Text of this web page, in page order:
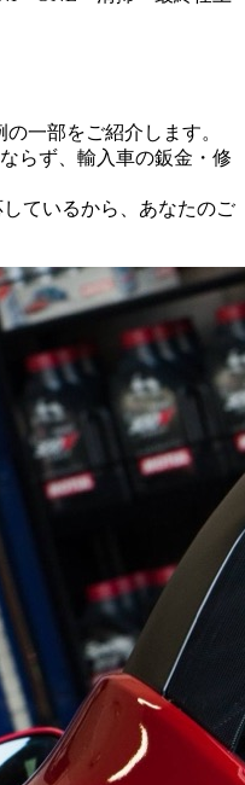
一部をご紹介します。
らず、輸入車の鈑金・修
ているから、あなたのご